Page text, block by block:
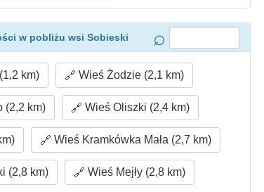
w pobliżu wsi Sobieski
km) Wieś Żodzie (2,1 km)
(2,2 km) Wieś Oliszki (2,4 km)
Wieś Kramkówka Mała (2,7 km)
(2,8 km) Wieś Mejły (2,8 km)